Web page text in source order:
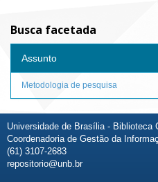
Busca facetada
Assunto
Metodologia de pesquisa
Universidade de Brasília - Biblioteca
Coordenadoria de Gestão da
(61) 3107-2683
repositorio@unb.br